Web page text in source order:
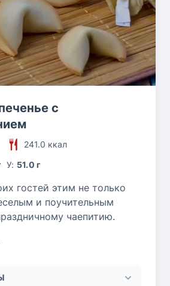
с
241.0 ккал
У: 51.0 г
гостей этим не только
и поучительным
чаепитию.